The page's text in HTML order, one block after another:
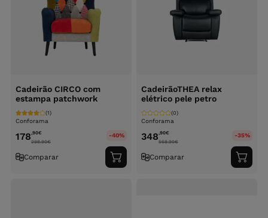
Cadeirão CIRCO com
estampa patchwork
Conforama
(1)
178,90€
298.90€
-40%
Comparar
Adicionar
ao
CadeirãoTHEA relax
elétrico pele petro
Conforama
(0)
348,90€
568.90€
-35%
Comparar
ao